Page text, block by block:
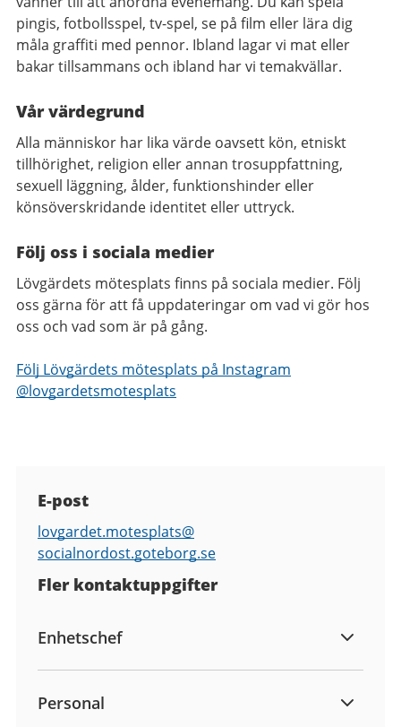
pingis, fotbollsspel, tv-spel, se på film eller lära dig
måla graffiti med pennor. Ibland lagar vi mat eller
bakar tillsammans och ibland har vi temakvällar.
Vår värdegrund
Alla människor har lika värde oavsett kön, etniskt
tillhörighet, religion eller annan trosuppfattning,
sexuell läggning, ålder, funktionshinder eller
könsöverskridande identitet eller uttryck.
Följ oss i sociala medier
Lövgärdets mötesplats finns på sociala medier. Följ
oss gärna för att få uppdateringar om vad vi gör hos
oss och vad som är på gång.
Följ Lövgärdets mötesplats på Instagram
@lovgardetsmotesplats
E-post
E-
post
lovgardet.motesplats@
socialnordost.goteborg.se
Fler kontaktuppgifter
Enhetschef
Personal